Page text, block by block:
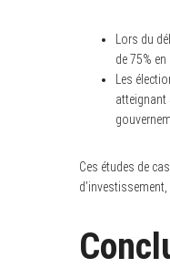
Lors du
de 75%
Les
atteignant
Ces études de